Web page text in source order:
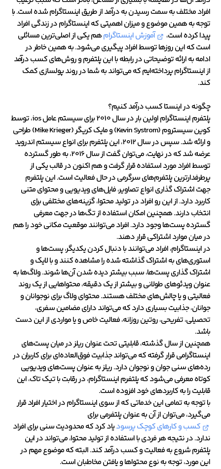
افراد مختلف به سمت رسیدن به درآمد از طریق اینستاگرام شده است. با
توجه به همین موضوع و میزان اهمیتی که اینستاگرام در زندگی افراد
پیدا کرده است،
آموزش اینستاگرامهم یکی از اصلی‌ترین مسائلی
است که این روزها توسط افراد پیگیری می‌شود. به همین خاطر در
ادامه به ارائه توضیحاتی در رابطه با این پلتفرم و روش‌های کسب درآمد
از اینستاگرام پرداخته‌ایم که می‌تواند به شما در روند پولسازی کمک
کند.
چگونه در اینستا کسب درآمد کنیم؟
پلتفرم اینستاگرام اولین بار در سال 2010 برای سیستم عامل ios، توسط
کوین سیستروم (Kevin Systrom) و مایک کریگر (Mike Krieger) طراحی
و ارائه شد. سپس در سال 2012، این پلتفرم برای انواع سیستم اندروید
عرضه شد که در نهایت، می‌توان گفت از سال 2016، به طور گسترده
توسط افراد مورد استفاده قرار گرفت و هم‌ اکنون در قالب یکی از
پرطرفدارترین پلتفرم‌های سرگرمی در حال فعالیت است. این پلتفرم
جهت اشتراک گذاری انواع تصاویر، فایل‌های ویدیویی و محتوای متنی
کاربرد دارد. از این رو افراد در تولید محتوا، گزینه‌های مختلفی برای
انتخاب دارند. همچنین امکان استفاده از تگ‌ها در جهت معرفی
گسترده پست‌ها وجود دارد. افراد می‌توانند موقعیت مکانی خود را هم
در میان موارد اشتراکی قرار دهند.
در اینستاگرام، افراد می‌توانند با دنبال کردن یکدیگر، پست‌ها و
استوری‌های به اشتراک گذاشته شده را مشاهده کنند و با لایک و
اشتراک گذاری پست‌ها، سبب بیشتر دیده شدن آن‌ها شوند. ولاگ‌ها به
عنوان ویدئوهای طولانی و بیشتر از یک دقیقه، محتواهایی از یک روند
فعالیتی و یا چالش‌های مختلف هستند. محتوای ولاگ برای نوجوانان و
جوانان، جذابیت بسیاری دارد که می‌تواند دارای مضامین سفری،
تحصیلی، تفریحی، روتین‌ روزانه، فعالیت خاص و یا مواردی از این دست
باشد.
همچنین از سال گذشته، قابلیتی تحت عنوان ریلز در میان پست‌های
اینستاگرامی قرار گرفته که می‌تواند جذابیت فوق‌العاده‌ای برای کاربران در
رده‌های سنی جوان و نوجوان دارد. ریلز به عنوان پست‌های ویدیویی
کوتاه معرفی می‌شود که پلتفرم اینستاگرام، در رقابت با تیک تاک، این
قابلیت را به کاربردهای خود افزوده است.
با توجه به تمامی این خدماتی که از سوی اینستاگرام در اختیار افراد قرار
می‌گیرد، می‌توان از آن به عنوان پلتفرمی برای
کسب و کارهای کوچک پرسودیاد کرد که محدودیت سنی برای افراد
ندارد. در نتیجه هر فردی با استفاده از تولید محتوا، می‌تواند در این
پلتفرم شروع به فعالیت و کسب درآمد کند. البته که موضوع مهم در
این مورد‌، توجه به نوع محتواها و یافتن مخاطبان است.